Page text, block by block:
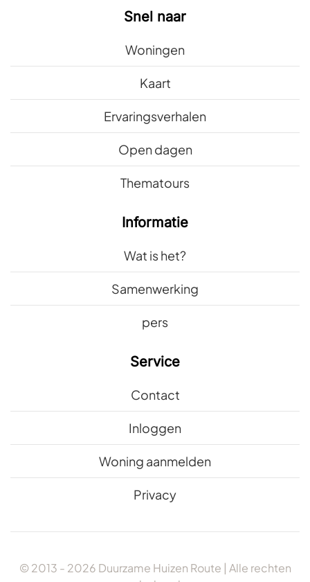
Snel naar
Woningen
Kaart
Ervaringsverhalen
Open dagen
Thematours
Informatie
Wat is het?
Samenwerking
pers
Service
Contact
Inloggen
Woning aanmelden
Privacy
© 2013 - 2026 Duurzame Huizen Route | Alle rechten